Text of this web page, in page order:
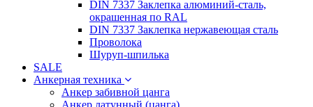
DIN 7337 Заклепка алюминий-сталь,
окрашенная по RAL
DIN 7337 Заклепка нержавеющая сталь
Проволока
Шуруп-шпилька
SALE
Анкерная техника
Анкер забивной цанга
Анкер латунный (цанга)